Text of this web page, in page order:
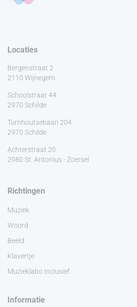
Locaties
Bergenstraat 2
2110 Wijnegem
Schoolstraat 44
2970 Schilde
Turnhoutsebaan 204
2970 Schilde
Achterstraat 20
2980 St. Antonius - Zoersel
Richtingen
Muziek
Woord
Beeld
Klavertje
Muzieklabo Inclusief
Informatie